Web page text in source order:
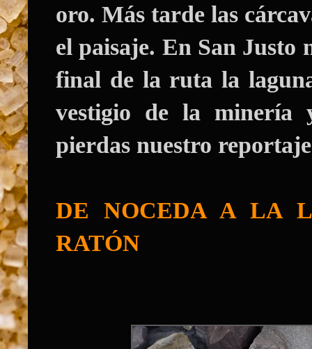
oro. Más tarde las
el paisaje. En San Justo
final de la ruta la
vestigio de la minería
pierdas nuestro
DE NOCEDA A LA
RATÓN